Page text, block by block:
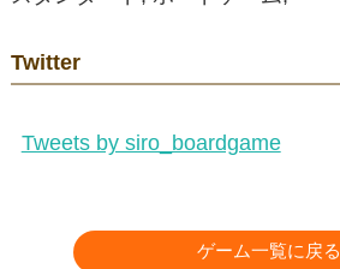
Twitter
Tweets by siro_boardgame
ゲーム一覧に戻る